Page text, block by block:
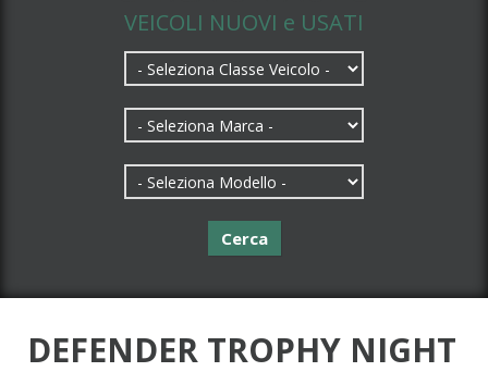
VEICOLI NUOVI e USATI
Cerca
DEFENDER TROPHY NIGHT